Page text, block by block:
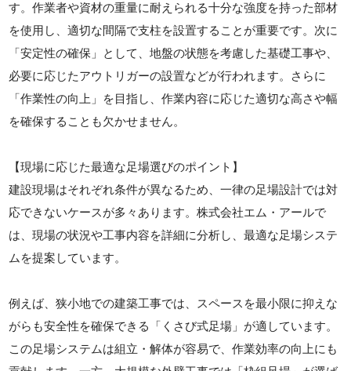
す。作業者や資材の重量に耐えられる十分な強度を持った部材
を使用し、適切な間隔で支柱を設置することが重要です。次に
「安定性の確保」として、地盤の状態を考慮した基礎工事や、
必要に応じたアウトリガーの設置などが行われます。さらに
「作業性の向上」を目指し、作業内容に応じた適切な高さや幅
を確保することも欠かせません。
【現場に応じた最適な足場選びのポイント】
建設現場はそれぞれ条件が異なるため、一律の足場設計では対
応できないケースが多々あります。株式会社エム・アールで
は、現場の状況や工事内容を詳細に分析し、最適な足場システ
ムを提案しています。
例えば、狭小地での建築工事では、スペースを最小限に抑えな
がらも安全性を確保できる「くさび式足場」が適しています。
この足場システムは組立・解体が容易で、作業効率の向上にも